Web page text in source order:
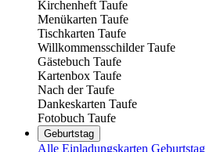
Kirchenheft Taufe
Menükarten Taufe
Tischkarten Taufe
Willkommensschilder Taufe
Gästebuch Taufe
Kartenbox Taufe
Nach der Taufe
Dankeskarten Taufe
Fotobuch Taufe
Geburtstag
Alle Einladungskarten Geburtstag